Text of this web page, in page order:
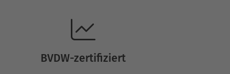
BVDW-zertifiziert